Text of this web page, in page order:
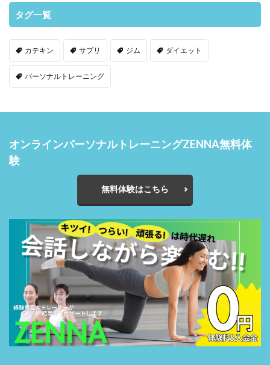
タグ一覧
カテキン サプリ ジム ダイエット
パーソナルトレーニング
オンラインパーソナルトレーニングZENNA無料体
験
無料体験はこちら